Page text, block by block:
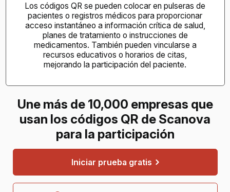
Los códigos QR se pueden colocar en pulseras de
pacientes o registros médicos para proporcionar
acceso instantáneo a información crítica de salud,
planes de tratamiento o instrucciones de
medicamentos. También pueden vincularse a
recursos educativos o horarios de citas,
mejorando la participación del paciente.
Une más de 10,000 empresas que
usan los códigos QR de Scanova
para la participación
Iniciar prueba gratis